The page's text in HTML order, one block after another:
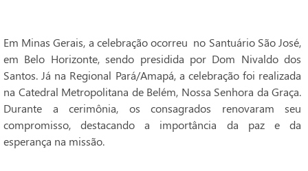
Em Minas Gerais, a celebração ocorreu no Santuário São José,
em Belo Horizonte, sendo presidida por Dom Nivaldo dos
Santos. Já na Regional Pará/Amapá, a celebração foi realizada
na Catedral Metropolitana de Belém, Nossa Senhora da Graça.
Durante a cerimônia, os consagrados renovaram seu
compromisso, destacando a importância da paz e da
esperança na missão.